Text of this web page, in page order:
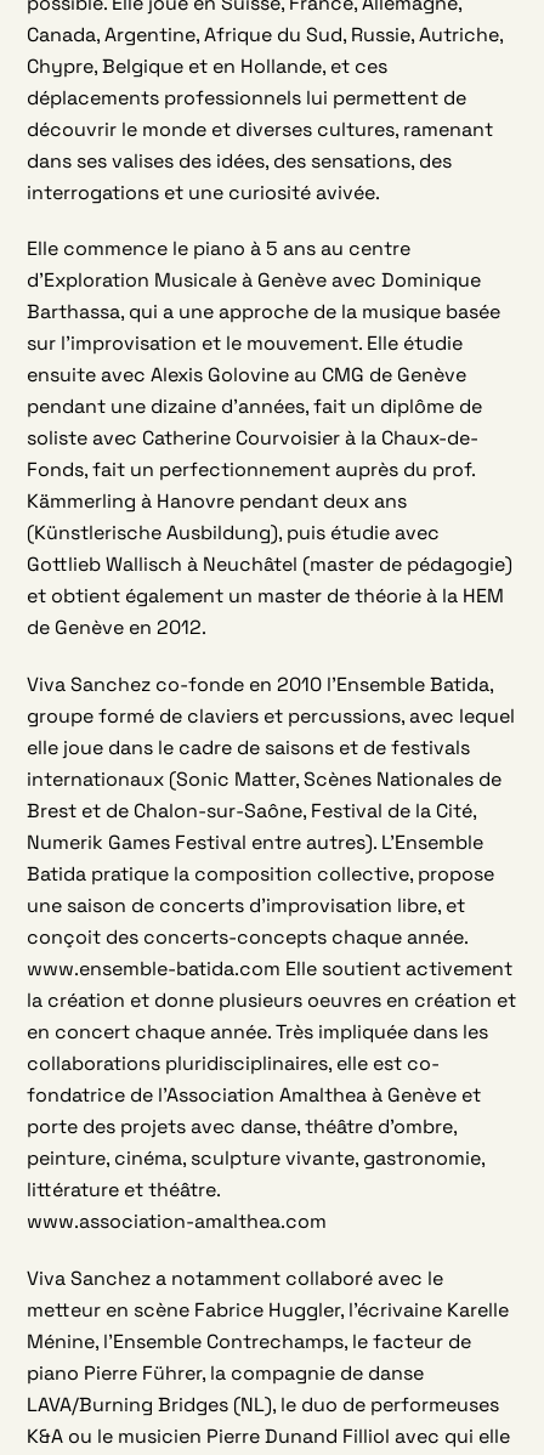
Canada, Argentine, Afrique du Sud, Russie, Autriche,
Chypre, Belgique et en Hollande, et ces
déplacements professionnels lui permettent de
découvrir le monde et diverses cultures, ramenant
dans ses valises des idées, des sensations, des
interrogations et une curiosité avivée.
Elle commence le piano à 5 ans au centre
d’Exploration Musicale à Genève avec Dominique
Barthassa, qui a une approche de la musique basée
sur l’improvisation et le mouvement. Elle étudie
ensuite avec Alexis Golovine au CMG de Genève
pendant une dizaine d’années, fait un diplôme de
soliste avec Catherine Courvoisier à la Chaux-de-
Fonds, fait un perfectionnement auprès du prof.
Kämmerling à Hanovre pendant deux ans
(Künstlerische Ausbildung), puis étudie avec
Gottlieb Wallisch à Neuchâtel (master de pédagogie)
et obtient également un master de théorie à la HEM
de Genève en 2012.
Viva Sanchez co-fonde en 2010 l’Ensemble Batida,
groupe formé de claviers et percussions, avec lequel
elle joue dans le cadre de saisons et de festivals
internationaux (Sonic Matter, Scènes Nationales de
Brest et de Chalon-sur-Saône, Festival de la Cité,
Numerik Games Festival entre autres). L’Ensemble
Batida pratique la composition collective, propose
une saison de concerts d’improvisation libre, et
conçoit des concerts-concepts chaque année.
www.ensemble-batida.com Elle soutient activement
la création et donne plusieurs oeuvres en création et
en concert chaque année. Très impliquée dans les
collaborations pluridisciplinaires, elle est co-
fondatrice de l’Association Amalthea à Genève et
porte des projets avec danse, théâtre d’ombre,
peinture, cinéma, sculpture vivante, gastronomie,
littérature et théâtre.
www.association-amalthea.com
Viva Sanchez a notamment collaboré avec le
metteur en scène Fabrice Huggler, l’écrivaine Karelle
Ménine, l’Ensemble Contrechamps, le facteur de
piano Pierre Führer, la compagnie de danse
LAVA/Burning Bridges (NL), le duo de performeuses
K&A ou le musicien Pierre Dunand Filliol avec qui elle